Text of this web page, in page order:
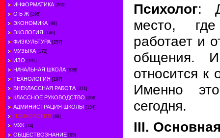
ИНФОРМАТИКА [200]
О Б Ж [195]
ЭКОНОМИКА [98]
ЭКОЛОГИЯ [146]
ФИЗКУЛЬТУРА [257]
МУЗЫКА [172]
ИЗО [191]
НАЧАЛЬНАЯ ШКОЛА [638]
ТЕХНОЛОГИЯ [197]
ВНЕКЛАССНАЯ РАБОТА [371]
КЛАССНОЕ РУКОВОДСТВО [206]
АДМИНИСТРАЦИЯ ШКОЛЫ [134]
ПСИХОЛОГИЯ [69]
МХК [74]
ОБЩЕСТВОЗНАНИЕ [65]
Психолог:
место,
работает и
общения.
относится
Именно
сегодня.
III.